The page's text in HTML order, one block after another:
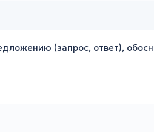
(запрос, ответ),